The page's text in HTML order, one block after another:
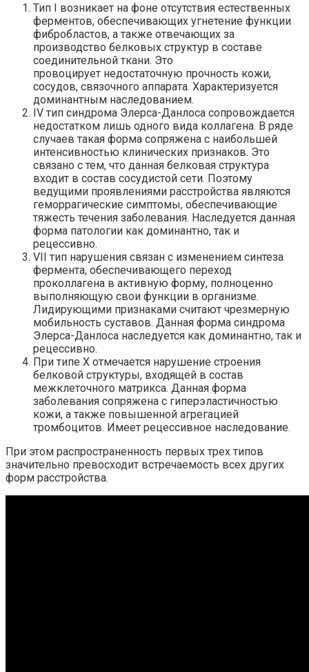
Тип I возникает на фоне отсутствия естественных
ферментов, обеспечивающих угнетение функции
фибробластов, а также отвечающих за
производство белковых структур в составе
соединительной ткани. Это
провоцирует недостаточную прочность кожи,
сосудов, связочного аппарата. Характеризуется
доминантным наследованием.
IV тип синдрома Элерса-Данлоса сопровождается
недостатком лишь одного вида коллагена. В ряде
случаев такая форма сопряжена с наибольшей
интенсивностью клинических признаков. Это
связано с тем, что данная белковая структура
входит в состав сосудистой сети. Поэтому
ведущими проявлениями расстройства являются
геморрагические симптомы, обеспечивающие
тяжесть течения заболевания. Наследуется данная
форма патологии как доминантно, так и
рецессивно.
VII тип нарушения связан с изменением синтеза
фермента, обеспечивающего переход
проколлагена в активную форму, полноценно
выполняющую свои функции в организме.
Лидирующими признаками считают чрезмерную
мобильность суставов. Данная форма синдрома
Элерса-Данлоса наследуется как доминантно, так и
рецессивно.
При типе X отмечается нарушение строения
белковой структуры, входящей в состав
межклеточного матрикса. Данная форма
заболевания сопряжена с гиперэластичностью
кожи, а также повышенной агрегацией
тромбоцитов. Имеет рецессивное наследование.
При этом распространенность первых трех типов
значительно превосходит встречаемость всех других
форм расстройства.